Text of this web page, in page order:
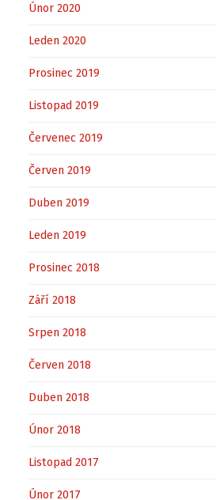
Únor 2020
Leden 2020
Prosinec 2019
Listopad 2019
Červenec 2019
Červen 2019
Duben 2019
Leden 2019
Prosinec 2018
Září 2018
Srpen 2018
Červen 2018
Duben 2018
Únor 2018
Listopad 2017
Únor 2017